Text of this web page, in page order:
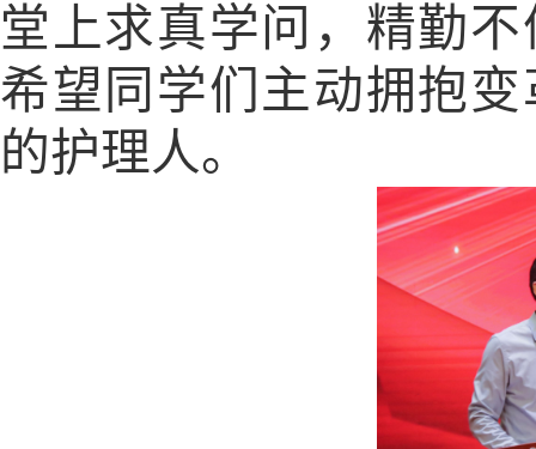
堂上求真学问，精勤
希望同学们主动拥抱
的护理人。